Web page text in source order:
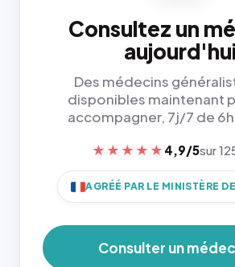
Consultez un
aujourd'hui
Des médecins
disponibles maintenant
accompagner, 7j/7 de
★★★★★ 4,9/5sur
AGRÉÉ PAR LE MINISTÈRE
Consulter un